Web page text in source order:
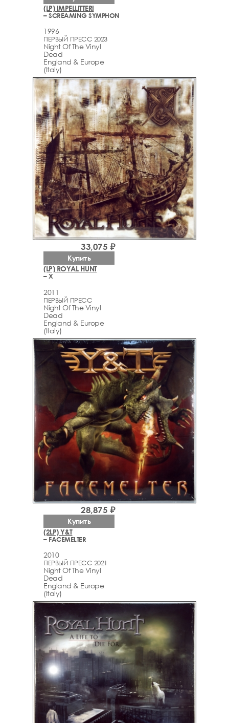
(LP) IMPELLITTERI
– SCREAMING SYMPHON
1996
ПЕРВЫЙ ПРЕСС 2023
Night Of The Vinyl
Dead
England & Europe
(Italy)
(LP) ROYAL HUNT
– X
2011
ПЕРВЫЙ ПРЕСС
Night Of The Vinyl
Dead
England & Europe
(Italy)
33,075 ₽
Купить
(2LP) Y&T
– FACEMELTER
2010
ПЕРВЫЙ ПРЕСС 2021
Night Of The Vinyl
Dead
England & Europe
(Italy)
28,875 ₽
Купить